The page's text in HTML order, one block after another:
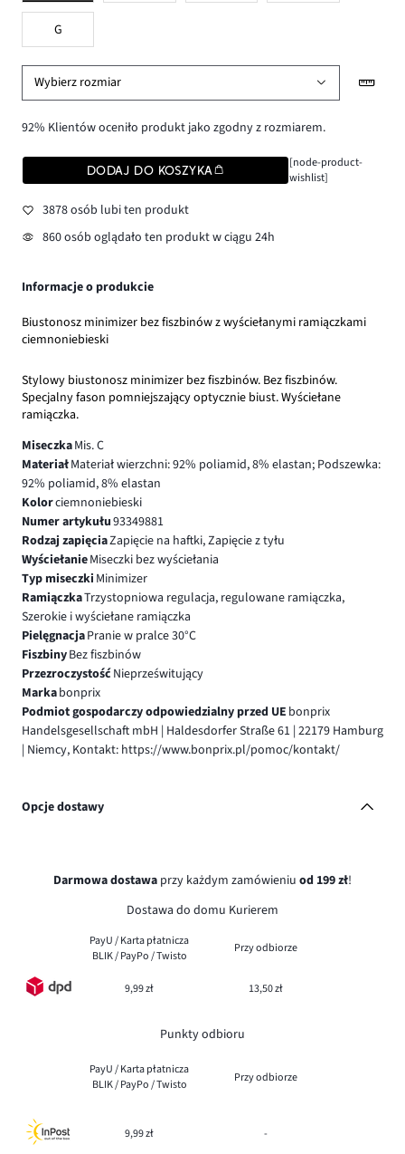
G
Wybierz rozmiar
92% Klientów oceniło produkt jako zgodny z rozmiarem.
DODAJ DO KOSZYKA
[node-product-
wishlist]
3878 osób lubi ten produkt
860 osób oglądało ten produkt w ciągu 24h
Informacje o produkcie
Biustonosz minimizer bez fiszbinów z wyściełanymi ramiączkami
ciemnoniebieski
Stylowy biustonosz minimizer bez fiszbinów. Bez fiszbinów.
Specjalny fason pomniejszający optycznie biust. Wyściełane
ramiączka.
MiseczkaMis. C
MateriałMateriał wierzchni: 92% poliamid, 8% elastan; Podszewka:
92% poliamid, 8% elastan
Kolorciemnoniebieski
Numer artykułu93349881
Rodzaj zapięciaZapięcie na haftki, Zapięcie z tyłu
WyściełanieMiseczki bez wyściełania
Typ miseczki Minimizer
RamiączkaTrzystopniowa regulacja, regulowane ramiączka,
Szerokie i wyściełane ramiączka
PielęgnacjaPranie w pralce 30°C
FiszbinyBez fiszbinów
PrzezroczystośćNieprześwitujący
Markabonprix
Podmiot gospodarczy odpowiedzialny przed UE bonprix
Handelsgesellschaft mbH | Haldesdorfer Straße 61 | 22179 Hamburg
| Niemcy, Kontakt: https://www.bonprix.pl/pomoc/kontakt/
Opcje dostawy
Darmowa dostawa przy każdym zamówieniu od 199 zł!
Dostawa do domu Kurierem
PayU / Karta płatnicza
BLIK / PayPo / Twisto
Przy odbiorze
9,99 zł 13,50 zł
Punkty odbioru
PayU / Karta płatnicza
BLIK / PayPo / Twisto
Przy odbiorze
9,99 zł -